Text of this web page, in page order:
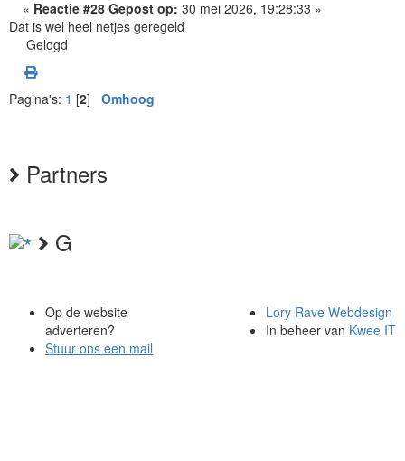
« Reactie #28 Gepost op: 30 mei 2026, 19:28:33 »
Dat is wel heel netjes geregeld
Gelogd
Pagina's: 1 [2] Omhoog
Partners
G
Op de website
adverteren?
Stuur ons een mail
Lory Rave Webdesign
In beheer van Kwee IT